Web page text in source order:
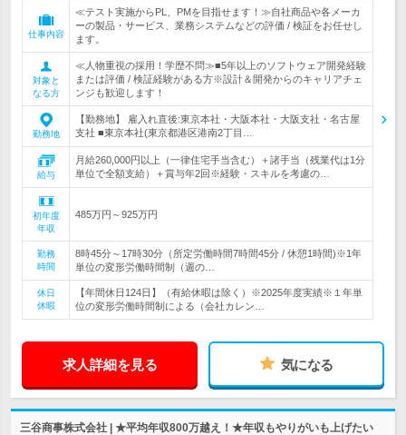
仕事内容
≪テスト実施からPL、PMを目指せます！≫自社商品や各メーカ
ーの製品・サービス、業務システムなどの評価 / 検証をお任せし
ます。
対象と
なる方
≪人物重視の採用！学歴不問≫■5年以上のソフトウェア開発経験
または評価 / 検証経験がある方※設計＆開発からのキャリアチェ
ンジも歓迎します！
勤務地
【勤務地】 雇入れ直後:東京本社・大阪本社・大阪支社・名古屋
支社 ■東京本社(東京都港区港南2丁目…
給与
月給260,000円以上（一律住宅手当含む）＋諸手当（残業代は1分
単位で全額支給）＋賞与年2回※経験・スキルを考慮の…
初年度
年収
485万円～925万円
勤務
時間
8時45分～17時30分（所定労働時間7時間45分 / 休憩1時間)※1年
単位の変形労働時間制（週の…
休日
休暇
【年間休日124日】（有給休暇は除く）※2025年度実績※１年単
位の変形労働時間制による（会社カレン…
求人詳細を見る 気になる
三谷商事株式会社 | ★平均年収800万越え！★年収もやりがいも上げたい